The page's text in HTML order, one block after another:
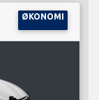
ØKONOMI